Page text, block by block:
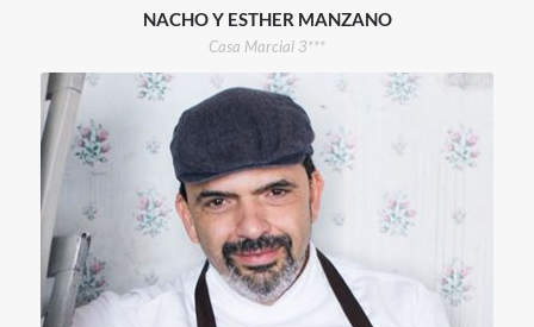
NACHO Y ESTHER MANZANO
Casa Marcial 3***